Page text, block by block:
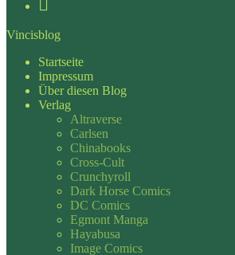
Vincisblog
Startseite
Impressum
Über diesen Blog
Verlag
Altraverse
Carlsen
Chinabooks
Cross-Cult
Crunchyroll
Dark Horse Comics
DC Comics
Egmont Manga
Hayabusa
Image Comics